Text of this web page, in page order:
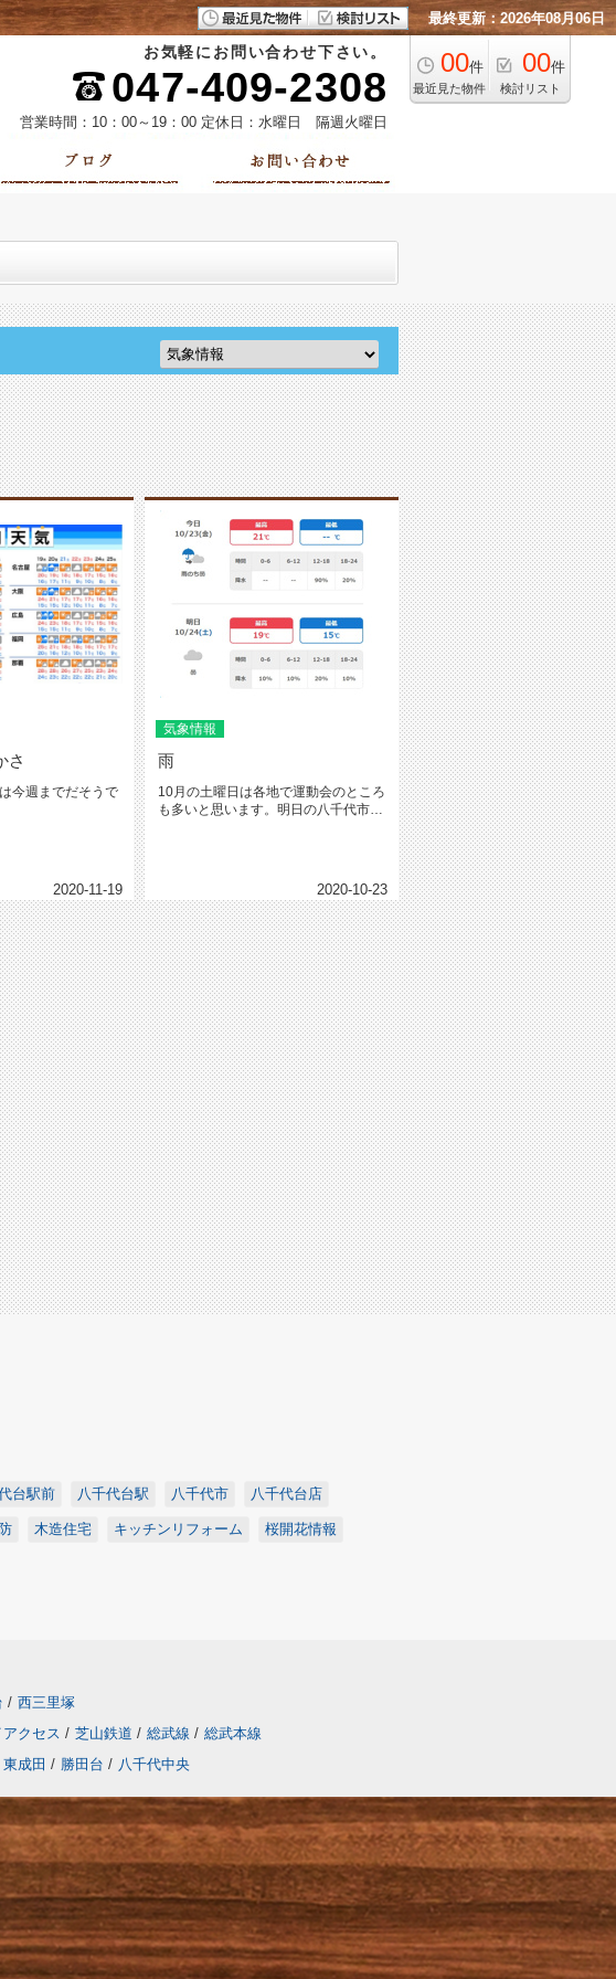
最終更新：2026年08月06日
お気軽にお問い合わせ下さい。
047-409-2308
営業時間：10：00～19：00 定休日：水曜日 隔週火曜日
00件
最近見た物件
00件
検討リスト
さ
今週までだそうで
2020-11-19
気象情報
雨
10月の土曜日は各地で運動会のところ
も多いと思います。明日の八千代市は
2020-10-23
台駅前 八千代台駅 八千代市 八千代台店
木造住宅 キッチンリフォーム 桜開花情報
/ 西三里塚
クセス / 芝山鉄道 / 総武線 / 総武本線
東成田 / 勝田台 / 八千代中央